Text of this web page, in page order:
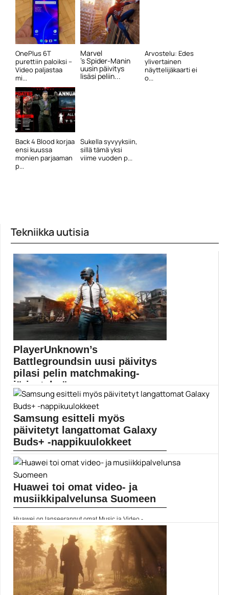
OnePlus 6T
purettiin paloiksi –
Video paljastaa
mi...
Marvel
’s Spider-Manin
uusin päivitys
lisäsi peliin...
Arvostelu: Edes
ylivertainen
näyttelijäkaarti ei
o...
Back 4 Blood korjaa
ensi kuussa
monien parjaaman
p...
Sukella syvyyksiin,
sillä tämä yksi
viime vuoden p...
Tekniikka uutisia
PlayerUnknown’s
Battlegroundsin uusi päivitys
pilasi pelin matchmaking-
järjestelmän
Käyttäjien mukaan PlayerUnknown’s Battlegroundsin
uusin päivitys on pilannut...
Pelit
Samsung esitteli myös
päivitetyt langattomat Galaxy
Buds+ -nappikuulokkeet
Samsung esitteli eilen Galaxy Z Flip ja Galaxy...
Mobiili
Huawei toi omat video- ja
musiikkipalvelunsa Suomeen
Huawei on lanseerannut omat Music ja Video -
streamauspalvelunsa...
Huawei